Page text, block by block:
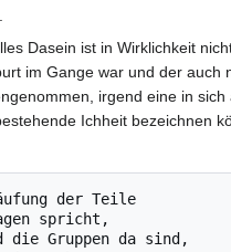
Dasein ist in Wirklichkeit
im Gange war und der auch
irgend eine in
Ichheit bezeichnen